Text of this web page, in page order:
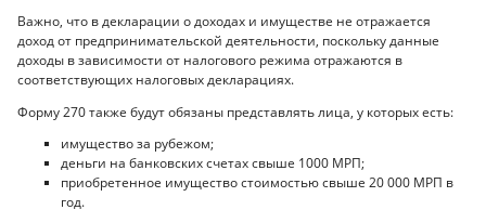
Важно, что в декларации о доходах и имуществе не отражается
доход от предпринимательской деятельности, поскольку данные
доходы в зависимости от налогового режима отражаются в
соответствующих налоговых декларациях.
Форму 270 также будут обязаны представлять лица, у которых есть:
имущество за рубежом;
деньги на банковских счетах свыше 1000 МРП;
приобретенное имущество стоимостью свыше 20 000 МРП в
год.